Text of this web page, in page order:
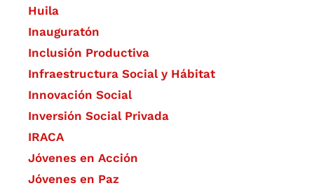
Huila
Inauguratón
Inclusión Productiva
Infraestructura Social y Hábitat
​Innovación Social
Inversión Social Privada
IRACA
Jóvenes en Acción
Jóvenes en Paz